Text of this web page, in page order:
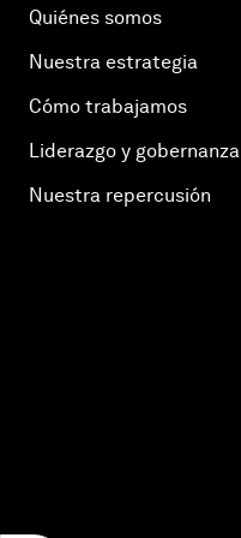
Quiénes somos
Nuestra estrategia
Cómo trabajamos
Liderazgo y gobernanza
Nuestra repercusión